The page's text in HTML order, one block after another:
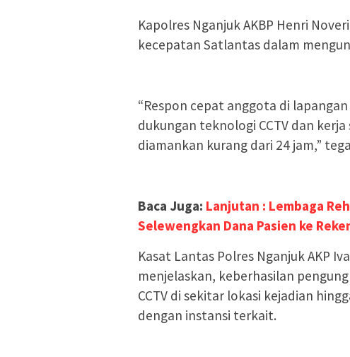
Kapolres Nganjuk AKBP Henri
kecepatan Satlantas dalam
“Respon cepat anggota di
dukungan teknologi CCTV dan
diamankan kurang dari 24 jam,”
Baca Juga: Lanjutan : Lembaga
Selewengkan Dana Pasien ke
Kasat Lantas Polres Nganjuk AKP
menjelaskan, keberhasilan
CCTV di sekitar lokasi kejadian
dengan instansi terkait.